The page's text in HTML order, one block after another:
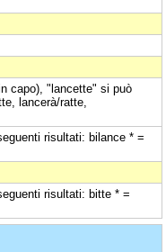
capo), "lancette" si può
lancerà/ratte,
risultati: bilance * =
risultati: bitte * =